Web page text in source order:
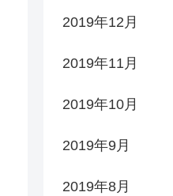
2019年12月
2019年11月
2019年10月
2019年9月
2019年8月